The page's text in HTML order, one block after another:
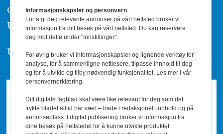
også klage inn saker til Pressens Faglige
Utvalg,www.pfu.no.
Utgiver: PBL
Informasjonskapsler og personvern
For å gi deg relevante annonser på vårt nettsted bruker vi
informasjon fra ditt besøk på vårt nettsted. Du kan reservere
deg mot dette under "Innstillinger".
For øvrig bruker vi informasjonskapsler og lignende verktøy for
analyse, for å sammenligne nettlesere, tilpasse innhold til deg
og for å utvikle og tilby nødvendig funksjonalitet. Les mer i vår
personvernerklæring.
Ditt digitale fagblad skal være like relevant for deg som det
trykte bladet alltid har vært – bade i redaksjonelt innhold og på
annonseplass. I digital publisering bruker vi informasjon fra
dine besøk på nettstedet for å kunne utvikle produktet